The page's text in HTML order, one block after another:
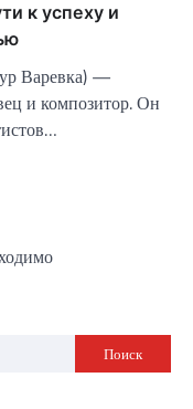
к успеху и
Варевка) —
и композитор. Он
Поиск